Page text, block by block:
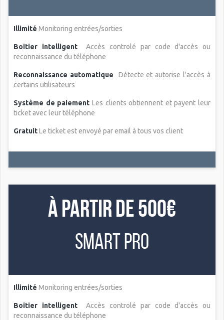
Illimité Monitoring entrées/sorties
Boitier intelligentAccès controlé par code d'accès ou
reconnaissance du téléphone
Reconnaissance automatique Détecte et autorise l'accès à
certains utilisateurs
Système de paiement Les clients obtiennent et payent leur
ticket avec leur téléphone
GratuitLe ticket est envoyé par email à tous vos client
À partir de 500€
smart Pro
Illimité Monitoring entrées/sorties
Boitier intelligentAccès controlé par code d'accès ou
reconnaissance du téléphone